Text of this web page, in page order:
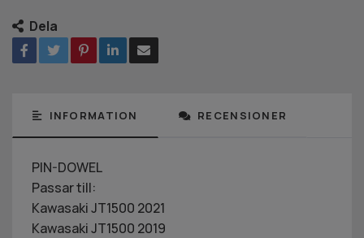
Dela
INFORMATION RECENSIONER
PIN-DOWEL
Passar till:
Kawasaki JT1500 2021
Kawasaki JT1500 2019